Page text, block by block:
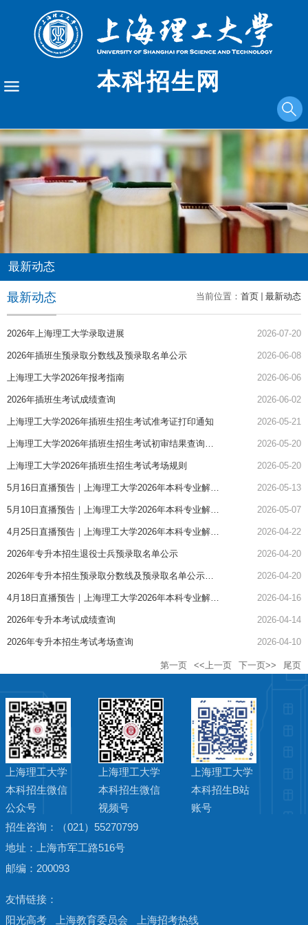
本科招生网
最新动态
当前位置： 首页 最新动态
最新动态
2026年上海理工大学录取进展 2026-07-20
2026年插班生预录取分数线及预录取名单公示 2026-06-08
上海理工大学2026年报考指南 2026-06-06
2026年插班生考试成绩查询 2026-06-02
上海理工大学2026年插班生招生考试准考证打印通知 2026-05-21
上海理工大学2026年插班生招生考试初审结果查询通知 2026-05-20
上海理工大学2026年插班生招生考试考场规则 2026-05-20
5月16日直播预告｜上海理工大学2026年本科专业解读第五弹 2026-05-13
5月10日直播预告｜上海理工大学2026年本科专业解读第四弹 2026-05-07
4月25日直播预告｜上海理工大学2026年本科专业解读第三弹 2026-04-22
2026年专升本招生退役士兵预录取名单公示 2026-04-20
2026年专升本招生预录取分数线及预录取名单公示（普通考生） 2026-04-20
4月18日直播预告｜上海理工大学2026年本科专业解读第二弹 2026-04-16
2026年专升本考试成绩查询 2026-04-14
2026年专升本招生考试考场查询 2026-04-10
第一页 <<上一页 下一页>> 尾页
上海理工大学
本科招生微信
公众号
上海理工大学
本科招生微信
视频号
上海理工大学
本科招生B站
账号
招生咨询：（021）55270799
地址：上海市军工路516号
邮编：200093
阳光高考 上海教育委员会 上海招考热线